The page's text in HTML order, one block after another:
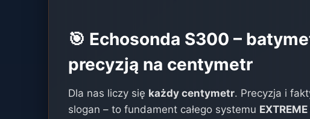
🎯 Echosonda S300 –
precyzją na centymetr
Dla nas liczy się każdy centymetr. Precyzja i
slogan – to fundament całego systemu